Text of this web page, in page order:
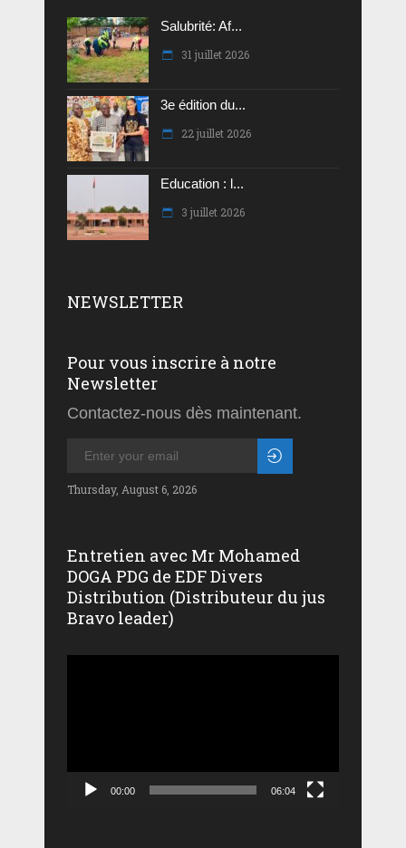
Salubrité: Af...
31 juillet 2026
3e édition du...
22 juillet 2026
Education : l...
3 juillet 2026
NEWSLETTER
Pour vous inscrire à notre
Newsletter
Contactez-nous dès maintenant.
Thursday, August 6, 2026
Entretien avec Mr Mohamed
DOGA PDG de EDF Divers
Distribution (Distributeur du jus
Bravo leader)
00:00 06:04